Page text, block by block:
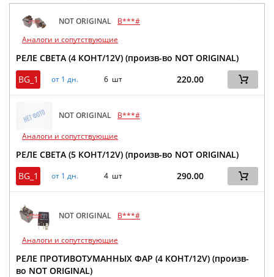
NOT ORIGINAL
B***#
Аналоги и сопутствующие
РЕЛЕ СВЕТА (4 КОНТ/12V) (произв-во NOT ORIGINAL)
BG_1
от 1 дн. 6 шт 220.00
NOT ORIGINAL
B***#
Аналоги и сопутствующие
РЕЛЕ СВЕТА (5 КОНТ/12V) (произв-во NOT ORIGINAL)
BG_1
от 1 дн. 4 шт 290.00
NOT ORIGINAL B***#
Аналоги и сопутствующие
РЕЛЕ ПРОТИВОТУМАННЫХ ФАР (4 КОНТ/12V) (произв-
во NOT ORIGINAL)